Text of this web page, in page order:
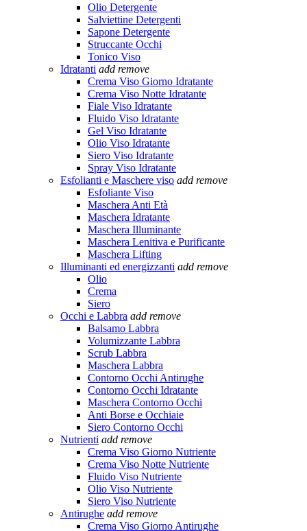
Olio Detergente
Salviettine Detergenti
Sapone Detergente
Struccante Occhi
Tonico Viso
Idratanti add remove
Crema Viso Giorno Idratante
Crema Viso Notte Idratante
Fiale Viso Idratante
Fluido Viso Idratante
Gel Viso Idratante
Olio Viso Idratante
Siero Viso Idratante
Spray Viso Idratante
Esfolianti e Maschere viso add remove
Esfoliante Viso
Maschera Anti Età
Maschera Idratante
Maschera Illuminante
Maschera Lenitiva e Purificante
Maschera Lifting
Illuminanti ed energizzanti add remove
Olio
Crema
Siero
Occhi e Labbra add remove
Balsamo Labbra
Volumizzante Labbra
Scrub Labbra
Maschera Labbra
Contorno Occhi Antirughe
Contorno Occhi Idratante
Maschera Contorno Occhi
Anti Borse e Occhiaie
Siero Contorno Occhi
Nutrienti add remove
Crema Viso Giorno Nutriente
Crema Viso Notte Nutriente
Fluido Viso Nutriente
Olio Viso Nutriente
Siero Viso Nutriente
Antirughe add remove
Crema Viso Giorno Antirughe